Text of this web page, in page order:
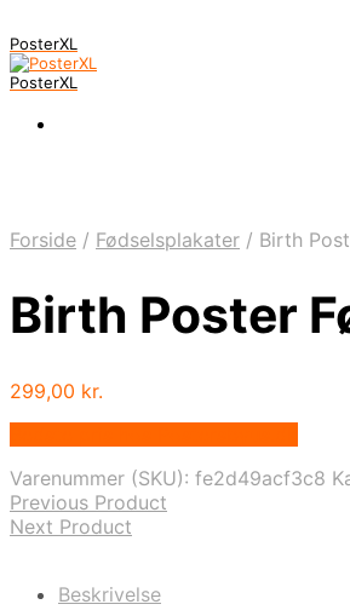
PosterXL
PosterXL
Forside / Fødselsplakater / Birth
Birth Poster
299,00 kr.
Varenummer (SKU): fe2d49acf3c8
Previous Product
Next Product
Beskrivelse